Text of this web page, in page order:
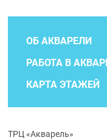
ОБ АКВАРЕЛИ
РАБОТА В
КАРТА ЭТАЖЕЙ
ТРЦ «Акварель»